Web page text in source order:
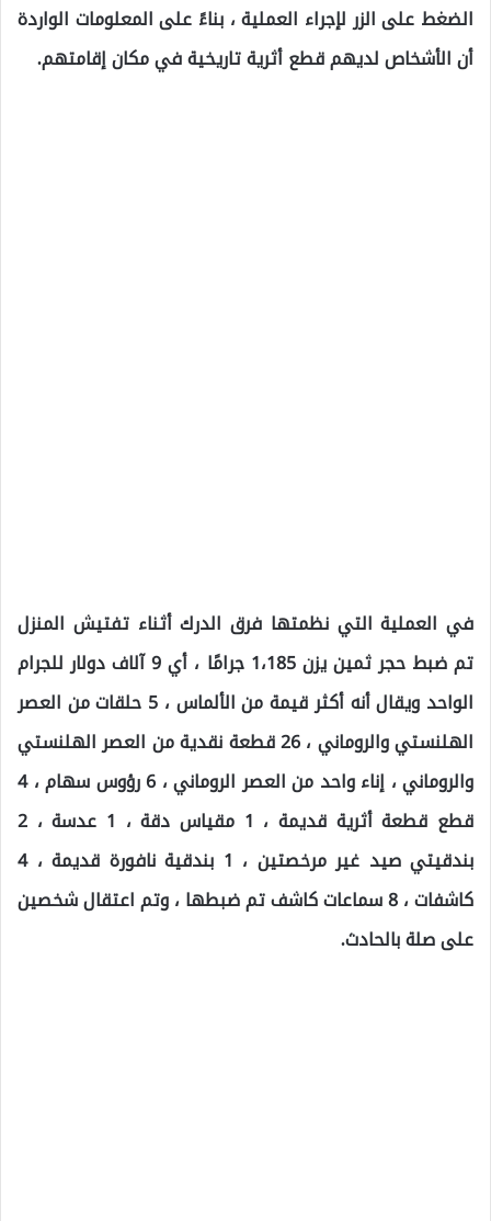
الضغط على الزر لإجراء العملية ، بناءً على المعلومات الواردة
أن الأشخاص لديهم قطع أثرية تاريخية في مكان إقامتهم.
في العملية التي نظمتها فرق الدرك أثناء تفتيش المنزل
تم ضبط حجر ثمين يزن 1،185 جرامًا ، أي 9 آلاف دولار للجرام
الواحد ويقال أنه أكثر قيمة من الألماس ، 5 حلقات من العصر
الهلنستي والروماني ، 26 قطعة نقدية من العصر الهلنستي
والروماني ، إناء واحد من العصر الروماني ، 6 رؤوس سهام ، 4
قطع قطعة أثرية قديمة ، 1 مقياس دقة ، 1 عدسة ، 2
بندقيتي صيد غير مرخصتين ، 1 بندقية نافورة قديمة ، 4
كاشفات ، 8 سماعات كاشف تم ضبطها ، وتم اعتقال شخصين
على صلة بالحادث.